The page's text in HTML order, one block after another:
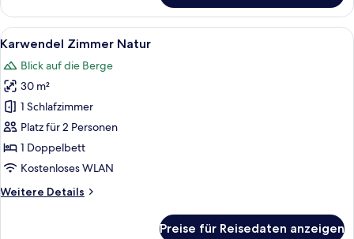
Suite
Alle
Fotos
für
Karwendel
Zimmer
Natur
anzeigen
Ein modernes Hotelzimmer mit
7
Karwendel Zimmer Natur
Blick auf die Berge
30 m²
1 Schlafzimmer
Platz für 2 Personen
1 Doppelbett
Kostenloses WLAN
Weitere Details
Weitere
Preise für Reisedaten anzeigen